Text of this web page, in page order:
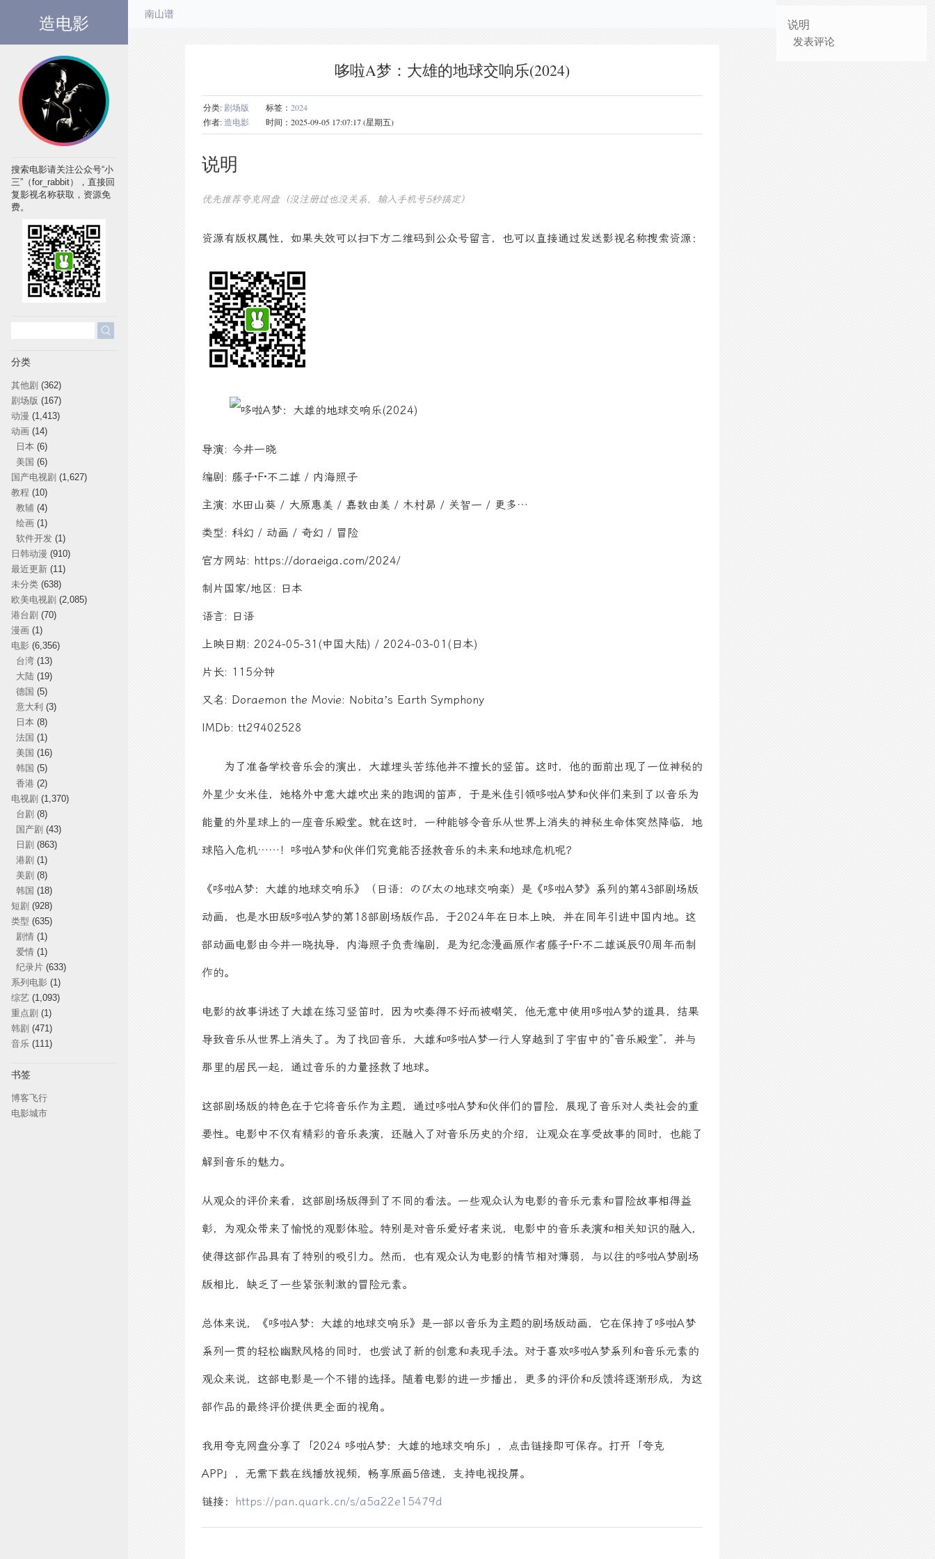
造电影 南山谱
哆啦A梦：大雄的地球交响乐(2024)
分类: 剧场版 标签：2024
作者:造电影 时间：2025-09-05 17:07:17 (星期五)
说明
优先推荐夸克网盘（没注册过也没关系，输入手机号5秒搞定）
资源有版权属性，如果失效可以扫下方二维码到公众号留言，也可以直接通过发送影视名称搜索资源：
导演: 今井一晓
编剧: 藤子·F·不二雄 / 内海照子
主演: 水田山葵 / 大原惠美 / 嘉数由美 / 木村昴 / 关智一 / 更多…
类型: 科幻 / 动画 / 奇幻 / 冒险
官方网站: https://doraeiga.com/2024/
制片国家/地区: 日本
语言: 日语
上映日期: 2024-05-31(中国大陆) / 2024-03-01(日本)
片长: 115分钟
又名: Doraemon the Movie: Nobita’s Earth Symphony
IMDb: tt29402528
为了准备学校音乐会的演出，大雄埋头苦练他并不擅长的竖笛。这时，他的面前出现了一位神秘的
外星少女米佳，她格外中意大雄吹出来的跑调的笛声，于是米佳引领哆啦A梦和伙伴们来到了以音乐为
能量的外星球上的一座音乐殿堂。就在这时，一种能够令音乐从世界上消失的神秘生命体突然降临，地
球陷入危机……！哆啦A梦和伙伴们究竟能否拯救音乐的未来和地球危机呢？
《哆啦A梦：大雄的地球交响乐》（日语：のび太の地球交响楽）是《哆啦A梦》系列的第43部剧场版
动画，也是水田版哆啦A梦的第18部剧场版作品，于2024年在日本上映，并在同年引进中国内地。这
部动画电影由今井一晓执导，内海照子负责编剧，是为纪念漫画原作者藤子·F·不二雄诞辰90周年而制
作的。
电影的故事讲述了大雄在练习竖笛时，因为吹奏得不好而被嘲笑，他无意中使用哆啦A梦的道具，结果
导致音乐从世界上消失了。为了找回音乐，大雄和哆啦A梦一行人穿越到了宇宙中的“音乐殿堂”，并与
那里的居民一起，通过音乐的力量拯救了地球。
这部剧场版的特色在于它将音乐作为主题，通过哆啦A梦和伙伴们的冒险，展现了音乐对人类社会的重
要性。电影中不仅有精彩的音乐表演，还融入了对音乐历史的介绍，让观众在享受故事的同时，也能了
解到音乐的魅力。
从观众的评价来看，这部剧场版得到了不同的看法。一些观众认为电影的音乐元素和冒险故事相得益
彰，为观众带来了愉悦的观影体验。特别是对音乐爱好者来说，电影中的音乐表演和相关知识的融入，
使得这部作品具有了特别的吸引力。然而，也有观众认为电影的情节相对薄弱，与以往的哆啦A梦剧场
版相比，缺乏了一些紧张刺激的冒险元素。
总体来说，《哆啦A梦：大雄的地球交响乐》是一部以音乐为主题的剧场版动画，它在保持了哆啦A梦
系列一贯的轻松幽默风格的同时，也尝试了新的创意和表现手法。对于喜欢哆啦A梦系列和音乐元素的
观众来说，这部电影是一个不错的选择。随着电影的进一步播出，更多的评价和反馈将逐渐形成，为这
部作品的最终评价提供更全面的视角。
我用夸克网盘分享了「2024 哆啦A梦：大雄的地球交响乐」，点击链接即可保存。打开「夸克
APP」，无需下载在线播放视频，畅享原画5倍速，支持电视投屏。
链接： https://pan.quark.cn/s/a5a22e15479d
搜索电影请关注公众号“小
三”（for_rabbit），直接回
复影视名称获取，资源免
费。
分类
其他剧 (362)
剧场版 (167)
动漫 (1,413)
动画 (14)
日本 (6)
美国 (6)
国产电视剧 (1,627)
教程 (10)
教辅(4)
绘画(1)
软件开发(1)
日韩动漫 (910)
最近更新 (11)
未分类 (638)
欧美电视剧 (2,085)
港台剧 (70)
漫画 (1)
电影 (6,356)
台湾(13)
大陆(19)
德国 (5)
意大利 (3)
日本 (8)
法国 (1)
美国 (16)
韩国 (5)
香港 (2)
电视剧 (1,370)
台剧 (8)
国产剧 (43)
日剧 (863)
港剧 (1)
美剧 (8)
韩国 (18)
短剧 (928)
类型 (635)
剧情(1)
爱情(1)
纪录片(633)
系列电影 (1)
综艺 (1,093)
重点剧 (1)
韩剧 (471)
音乐 (111)
书签
博客飞行
电影城市
说明
发表评论